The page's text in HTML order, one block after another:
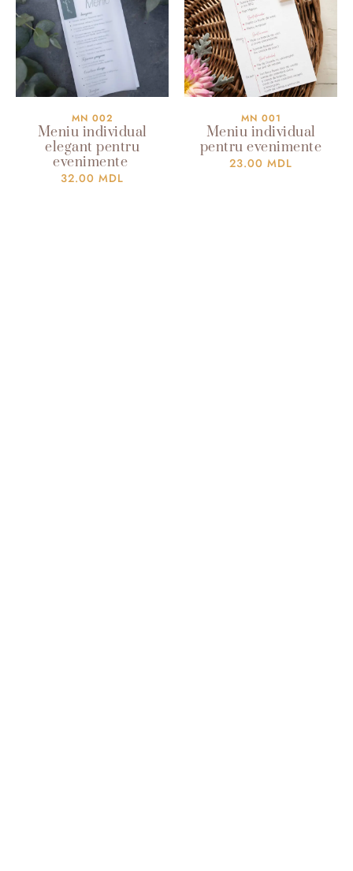
MN 002
Meniu individual
elegant pentru
evenimente
32.00 MDL
MN 001
Meniu individual
pentru evenimente
23.00 MDL